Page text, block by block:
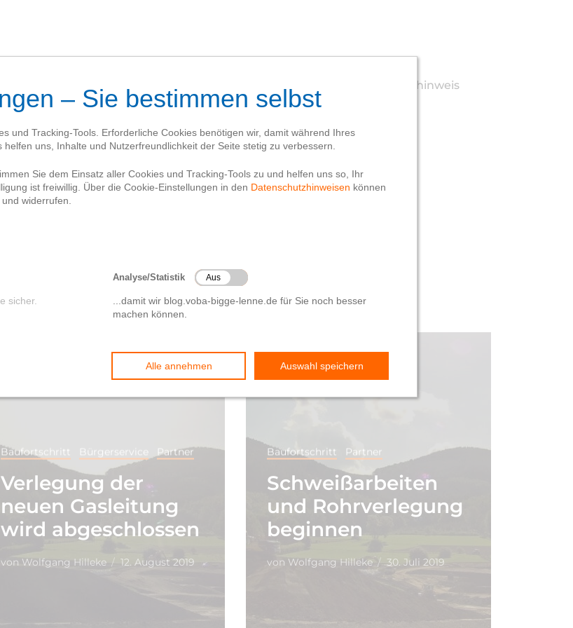
Datenschutzhinweis
Baufortschritt Bürgerservice Partner
Verlegung der
neuen Gasleitung
wird abgeschlossen
von Wolfgang Hilleke 12. August 2019
Baufortschritt Partner
Schweißarbeiten
und Rohrverlegung
beginnen
von Wolfgang Hilleke 30. Juli 2019